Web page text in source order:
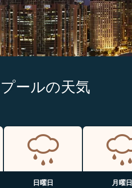
ールの天気
日曜日 月曜日